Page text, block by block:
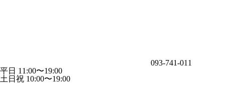
093-741-011
平日 11:00〜19:00
土日祝 10:00〜19:00